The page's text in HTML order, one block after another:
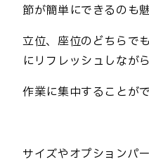
節が簡単にできるのも
立位、座位のどちらで
にリフレッシュしながら
作業に集中することがで
サイズやオプションパ